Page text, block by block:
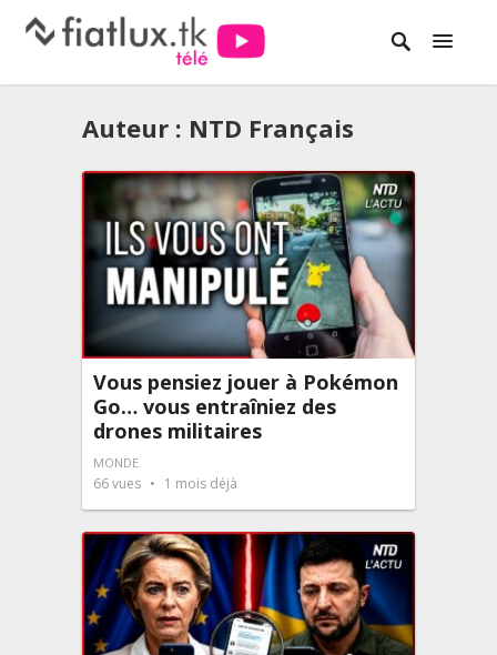
Auteur : NTD Français
Vous pensiez jouer à Pokémon
Go… vous entraîniez des
drones militaires
MONDE
66vues 1 mois déjà